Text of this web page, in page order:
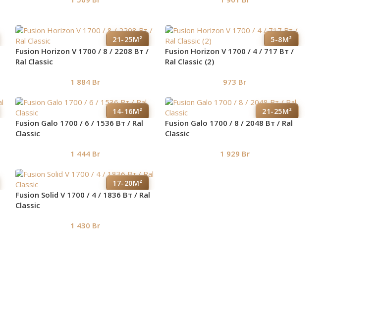
21-25М²
Fusion Horizon V 1700 / 8 / 2208 Вт /
Ral Classic
1 884 Br
5-8М²
Fusion Horizon V 1700 / 4 / 717 Вт /
Ral Classic (2)
973 Br
14-16М²
Fusion Galo 1700 / 6 / 1536 Вт / Ral
Classic
1 444 Br
21-25М²
Fusion Galo 1700 / 8 / 2048 Вт / Ral
Classic
1 929 Br
17-20М²
Fusion Solid V 1700 / 4 / 1836 Вт / Ral
Classic
1 430 Br